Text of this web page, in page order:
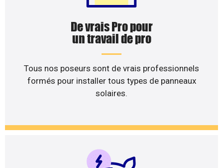
De vrais Pro pour
un travail de pro
Tous nos poseurs sont de vrais professionnels
formés pour installer tous types de panneaux
solaires.